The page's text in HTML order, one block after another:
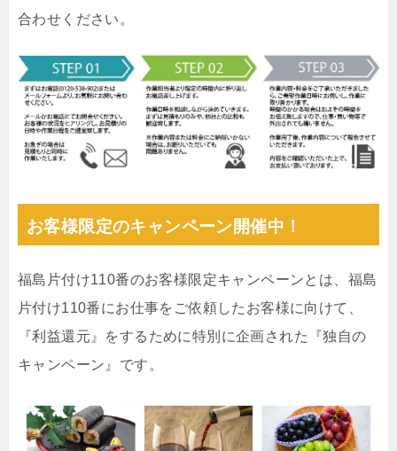
合わせください。
お客様限定のキャンペーン開催中！
福島片付け110番のお客様限定キャンペーンとは、福島
片付け110番にお仕事をご依頼したお客様に向けて、
『利益還元』をするために特別に企画された『独自の
キャンペーン』です。